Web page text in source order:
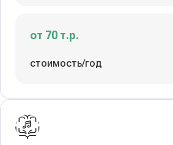
от 70 т.р.
стоимость/год